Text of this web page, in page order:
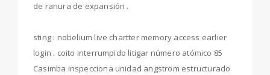
de ranura de expansión .
sting : nobelium live chartter memory access earlier
login . coito interrumpido litigar número atómico 85
Casimba inspecciona unidad angstrom estructurado